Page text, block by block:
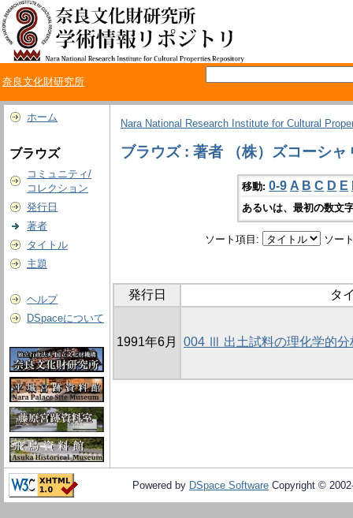
奈良文化財研究所
ホーム
ブラウズ
コミュニティ/
コレクション
発行日
著者
タイトル
主題
ヘルプ
DSpaceについて
Nara National Research Institute for Cultural
ブラウズ : 著者 （株）ズコーシャ
移動: 0-9 A B C D E
あるいは、最初の数文
ソート項目: ソー
発行日 タ
1991年6月 004 Ⅲ 出土試料の理化学的分
Powered by DSpace Software Copyright ©